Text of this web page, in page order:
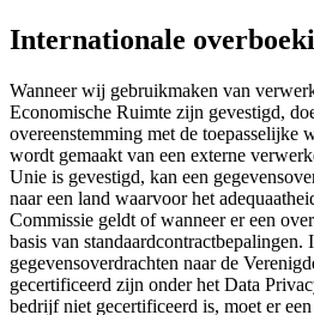
Internationale
Wanneer wij gebruikmaken van
Economische Ruimte zijn gevestigd,
overeenstemming met de toepasselijke
wordt gemaakt van een externe
Unie is gevestigd, kan een
naar een land waarvoor het
Commissie geldt of wanneer er een
basis van standaardcontractbepalingen.
gegevensoverdrachten naar de
gecertificeerd zijn onder het Data
bedrijf niet gecertificeerd is, moet er